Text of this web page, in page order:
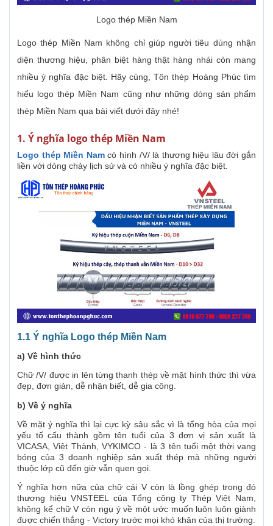
Logo thép Miền Nam
Logo thép Miền Nam không chỉ giúp người tiêu dùng nhận
diện thương hiệu, phân biệt hàng thật hàng nhái còn mang
nhiều ý nghĩa đặc biệt. Hãy cùng, Tôn thép Hoàng Phúc tìm
hiểu logo thép Miền Nam cũng như những dòng sản phẩm
thép Miền Nam qua bài viết dưới đây nhé!
1. Ý nghĩa logo thép Miền Nam
Logo thép Miền Namcó hình /V/ là thương hiệu lâu đời gắn
liền với dòng chảy lịch sử và có nhiều ý nghĩa đặc biệt.
1.1 Ý nghĩa Logo thép Miền Nam
a) Về hình thức
Chữ /V/ được in lên từng thanh thép về mặt hình thức thì vừa
đẹp, đơn giản, dễ nhận biết, dễ gia công.
b) Về ý nghĩa
Về mặt ý nghĩa thì lại cực kỳ sâu sắc vì là tổng hòa của mọi
yếu tố cấu thành gồm tên tuổi của 3 đơn vị sản xuất là
VICASA, Việt Thành, VYKIMCO - là 3 tên tuổi một thời vang
bóng của 3 doanh nghiệp sản xuất thép mà những người
thuộc lớp cũ đến giờ vẫn quen gọi.
Ý nghĩa hơn nữa của chữ cái V còn là lồng ghép trong đó
thương hiệu VNSTEEL của Tổng công ty Thép Việt Nam,
không kể chữ V còn ngụ ý về một ước muốn luôn luôn giành
được chiến thắng - Victory trước mọi khó khăn của thị trường.